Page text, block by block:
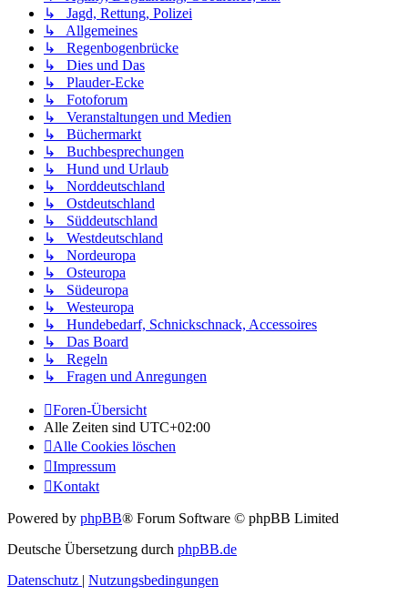
↳ Jagd, Rettung, Polizei
↳ Allgemeines
↳ Regenbogenbrücke
↳ Dies und Das
↳ Plauder-Ecke
↳ Fotoforum
↳ Veranstaltungen und Medien
↳ Büchermarkt
↳ Buchbesprechungen
↳ Hund und Urlaub
↳ Norddeutschland
↳ Ostdeutschland
↳ Süddeutschland
↳ Westdeutschland
↳ Nordeuropa
↳ Osteuropa
↳ Südeuropa
↳ Westeuropa
↳ Hundebedarf, Schnickschnack, Accessoires
↳ Das Board
↳ Regeln
↳ Fragen und Anregungen
Foren-Übersicht
Alle Zeiten sind UTC+02:00
Alle Cookies löschen
Impressum
Kontakt
Powered by phpBB® Forum Software © phpBB Limited
Deutsche Übersetzung durch phpBB.de
Datenschutz | Nutzungsbedingungen